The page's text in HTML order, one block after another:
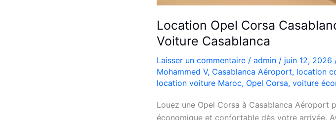
Location Opel Corsa
Voiture Casablanca
Laisser un commentaire / admin / juin 12, 2026
Mohammed V, Casablanca Aéroport, location
location voiture Maroc, Opel Corsa, voiture
Louez une Opel Corsa à Casablanca Aéroport
économique et confortable dès votre arrivée.